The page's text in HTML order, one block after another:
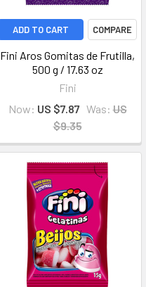
ADD TO CART COMPARE
Fini Aros Gomitas de Frutilla,
500 g / 17.63 oz
Fini
Now: US $7.87 Was: US
$9.35